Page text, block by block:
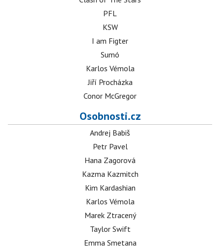
PFL
KSW
I am Figter
Sumó
Karlos Vémola
Jiří Procházka
Conor McGregor
Osobnosti.cz
Andrej Babiš
Petr Pavel
Hana Zagorová
Kazma Kazmitch
Kim Kardashian
Karlos Vémola
Marek Ztracený
Taylor Swift
Emma Smetana